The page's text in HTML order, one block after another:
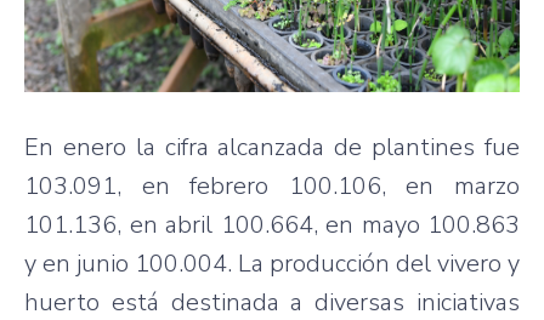
En enero la cifra alcanzada de plantines fue
103.091, en febrero 100.106, en marzo
101.136, en abril 100.664, en mayo 100.863
y en junio 100.004. La producción del vivero y
huerto está destinada a diversas iniciativas